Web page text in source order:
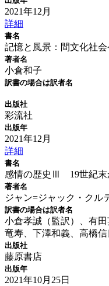
2021年12月
詳細
書名
記憶と風景：間文化社
著者名
小倉和子
訳書の場合は訳者名
出版社
彩流社
出版年
2021年12月
詳細
書名
感情の歴史Ⅲ 19世紀末
著者名
ジャン=ジャック・クル
訳書の場合は訳者名
小倉孝誠（監訳）、有
竜寿、下澤和義、高橋
出版社
藤原書店
出版年
2021年10月25日